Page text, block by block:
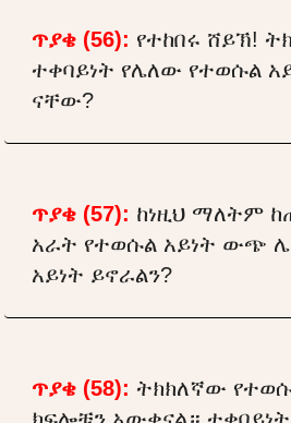
ጥያቄ (56): የተከበሩ ሸይኽ!
ተቀባይነት የሌለው የተወሱል
ናቸው?
ጥያቄ (57): ከነዚህ ማለትም
አራት የተወሱል አይነት ውጭ
አይነት ይኖራልን?
ጥያቄ (58): ትክክለኛው